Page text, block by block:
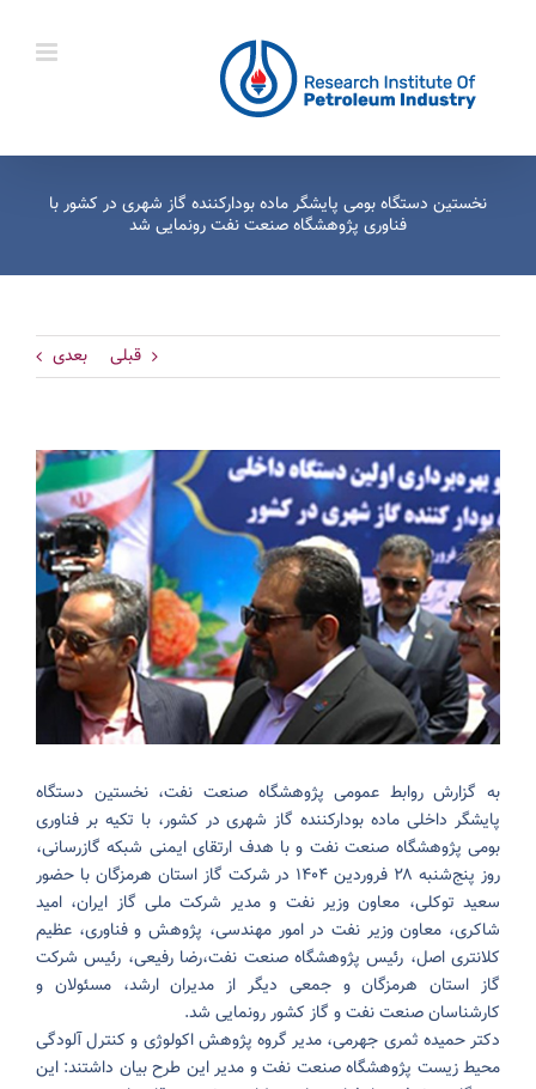
نخستین دستگاه بومی پایشگر ماده بودارکننده گاز شهری در کشور با
فناوری پژوهشگاه صنعت نفت رونمایی شد
قبلی بعدی
Larger
Image
به گزارش روابط عمومی پژوهشگاه صنعت نفت، نخستین دستگاه
پایشگر داخلی ماده بودارکننده گاز شهری در کشور، با تکیه بر فناوری
بومی پژوهشگاه صنعت نفت و با هدف ارتقای ایمنی شبکه گازرسانی،
روز پنج‌شنبه ۲۸ فروردین ۱۴۰۴ در شرکت گاز استان هرمزگان با حضور
سعید توکلی، معاون وزیر نفت و مدیر شرکت ملی گاز ایران، امید
شاکری، معاون وزیر نفت در امور مهندسی، پژوهش و فناوری، عظیم
کلانتری اصل، رئیس پژوهشگاه صنعت نفت،رضا رفیعی، رئیس شرکت
گاز استان هرمزگان و جمعی دیگر از مدیران ارشد، مسئولان و
کارشناسان صنعت نفت و گاز کشور رونمایی شد.
دکتر حمیده ثمری جهرمی، مدیر گروه پژوهش اکولوژی و کنترل آلودگی
محیط زیست پژوهشگاه صنعت نفت و مدیر این طرح بیان داشتند: این